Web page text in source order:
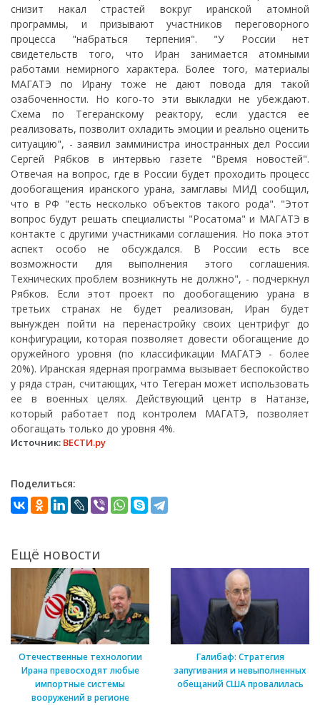
снизит накал страстей вокруг иранской атомной
программы, и призывают участников переговорного
процесса "набраться терпения". "У России нет
свидетельств того, что Иран занимается атомными
работами немирного характера. Более того, материалы
МАГАТЭ по Ирану тоже не дают повода для такой
озабоченности. Но кого-то эти выкладки не убеждают.
Схема по Тегеранскому реактору, если удастся ее
реализовать, позволит охладить эмоции и реально оценить
ситуацию", - заявил замминистра иностранных дел России
Сергей Рябков в интервью газете "Время новостей".
Отвечая на вопрос, где в России будет проходить процесс
дообогащения иранского урана, замглавы МИД сообщил,
что в РФ "есть несколько объектов такого рода". "Этот
вопрос будут решать специалисты "Росатома" и МАГАТЭ в
контакте с другими участниками соглашения. Но пока этот
аспект особо не обсуждался. В России есть все
возможности для выполнения этого соглашения.
Технических проблем возникнуть не должно", - подчеркнул
Рябков. Если этот проект по дообогащению урана в
третьих странах не будет реализован, Иран будет
вынужден пойти на перенастройку своих центрифуг до
конфигурации, которая позволяет довести обогащение до
оружейного уровня (по классификации МАГАТЭ - более
20%). Иранская ядерная программа вызывает беспокойство
у ряда стран, считающих, что Тегеран может использовать
ее в военных целях. Действующий центр в Натанзе,
который работает под контролем МАГАТЭ, позволяет
обогащать только до уровня 4%.
Источник: ВЕСТИ.ру
Поделиться:
Ещё новости
Отечественные технологии
Ирана превосходят любые
импортные системы
вооружений в регионе
Галибаф: Стратегия
запугивания и невыполненных
обещаний США провалилась